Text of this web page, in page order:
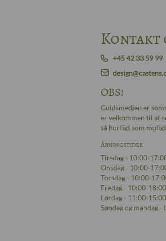
Kontakt
+45 42 33 59 99
OBS!
Guldsmedjen er
er velkommen til at
så hurtigt som
Åbningstider
Tirsdag - 10:00-
Onsdag - 10:00-
Torsdag - 10:00-
Fredag - 10:00-18:00
Lørdag - 11:00-15:00
Søndag og mandag -